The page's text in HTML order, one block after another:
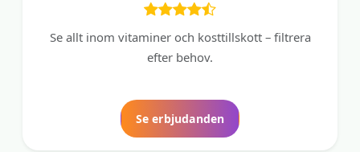
Se allt inom vitaminer och kosttillskott – filtrera
efter behov.
Se erbjudanden